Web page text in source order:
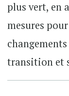
plus vert, en
mesures
transition et